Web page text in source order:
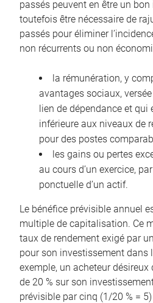
passés peuvent en être un
toutefois être nécessaire de
passés pour éliminer
non récurrents ou non
la rémunération, y
avantages sociaux,
lien de dépendance et qui
inférieure aux niveaux de
pour des postes
les gains ou pertes
au cours d’un exercice,
ponctuelle d’un actif.
Le bénéfice prévisible annuel
multiple de capitalisation. Ce
taux de rendement exigé par
pour son investissement dans
exemple, un acheteur désireux
de 20 % sur son
prévisible par cinq (1/20 % =